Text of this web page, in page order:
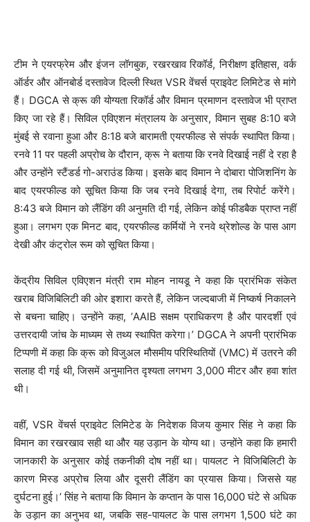
टीम ने एयरफ्रेम और इंजन लॉगबुक, रखरखाव रिकॉर्ड, निरीक्षण इतिहास, वर्क
ऑर्डर और ऑनबोर्ड दस्तावेज दिल्ली स्थित VSR वेंचर्स प्राइवेट लिमिटेड से मांगे
हैं। DGCA से क्रू की योग्यता रिकॉर्ड और विमान प्रमाणन दस्तावेज भी प्राप्त
किए जा रहे हैं। सिविल एविएशन मंत्रालय के अनुसार, विमान सुबह 8:10 बजे
मुंबई से रवाना हुआ और 8:18 बजे बारामती एयरफील्ड से संपर्क स्थापित किया।
रनवे 11 पर पहली अप्रोच के दौरान, क्रू ने बताया कि रनवे दिखाई नहीं दे रहा है
और उन्होंने स्टैंडर्ड गो-अराउंड किया। इसके बाद विमान ने दोबारा पोजिशनिंग के
बाद एयरफील्ड को सूचित किया कि जब रनवे दिखाई देगा, तब रिपोर्ट करेंगे।
8:43 बजे विमान को लैंडिंग की अनुमति दी गई, लेकिन कोई फीडबैक प्राप्त नहीं
हुआ। लगभग एक मिनट बाद, एयरफील्ड कर्मियों ने रनवे थ्रेशोल्ड के पास आग
देखी और कंट्रोल रूम को सूचित किया।
केंद्रीय सिविल एविएशन मंत्री राम मोहन नायडू ने कहा कि प्रारंभिक संकेत
खराब विजिबिलिटी की ओर इशारा करते हैं, लेकिन जल्दबाजी में निष्कर्ष निकालने
से बचना चाहिए। उन्होंने कहा, ‘AAIB सक्षम प्राधिकरण है और पारदर्शी एवं
उत्तरदायी जांच के माध्यम से तथ्य स्थापित करेगा।’ DGCA ने अपनी प्रारंभिक
टिप्पणी में कहा कि क्रू को विजुअल मौसमीय परिस्थितियों (VMC) में उतरने की
सलाह दी गई थी, जिसमें अनुमानित दृश्यता लगभग 3,000 मीटर और हवा शांत
थी।
वहीं, VSR वेंचर्स प्राइवेट लिमिटेड के निदेशक विजय कुमार सिंह ने कहा कि
विमान का रखरखाव सही था और यह उड़ान के योग्य था। उन्होंने कहा कि हमारी
जानकारी के अनुसार कोई तकनीकी दोष नहीं था। पायलट ने विजिबिलिटी के
कारण मिस्ड अप्रोच लिया और दूसरी लैंडिंग का प्रयास किया। जिससे यह
दुर्घटना हुई।’ सिंह ने बताया कि विमान के कप्तान के पास 16,000 घंटे से अधिक
के उड़ान का अनुभव था, जबकि सह-पायलट के पास लगभग 1,500 घंटे का